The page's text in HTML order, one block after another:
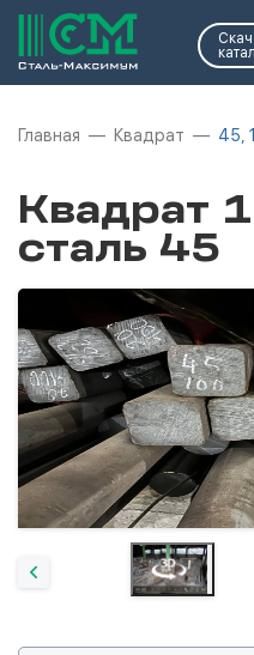
Главная Квадрат 45,
Квадрат
сталь 45